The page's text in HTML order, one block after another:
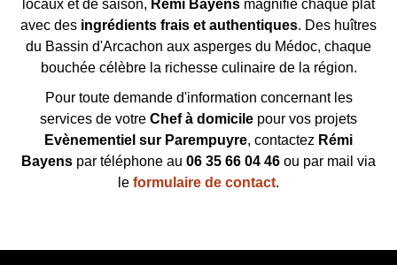
locaux et de saison, Rémi Bayens magnifie chaque plat
avec des ingrédients frais et authentiques. Des huîtres
du Bassin d'Arcachon aux asperges du Médoc, chaque
bouchée célèbre la richesse culinaire de la région.
Pour toute demande d'information concernant les
services de votre Chef à domicile pour vos projets
Evènementiel sur Parempuyre, contactez Rémi
Bayens par téléphone au 06 35 66 04 46 ou par mail via
le formulaire de contact.